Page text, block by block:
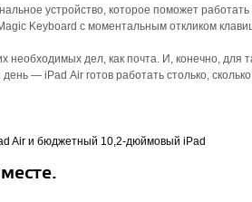
устройство, которое поможет работать
Keyboard с моментальным откликом
необходимых дел, как почта. И, конечно, для
— iPad Air готов работать столько,